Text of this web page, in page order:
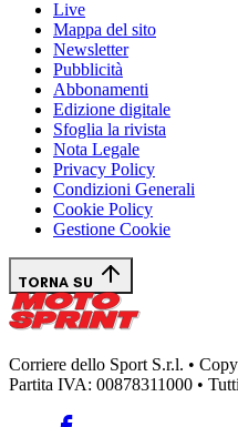
Live
Mappa del sito
Newsletter
Pubblicità
Abbonamenti
Edizione digitale
Sfoglia la rivista
Nota Legale
Privacy Policy
Condizioni Generali
Cookie Policy
Gestione Cookie
TORNA SU
Corriere dello Sport S.r.l. •
Partita IVA: 00878311000 •